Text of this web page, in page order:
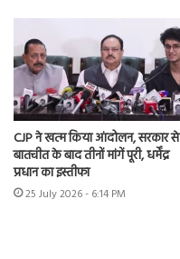
CJP ने खत्म किया आंदोलन, सरकार से
बातचीत के बाद तीनों मांगें पूरी, धर्मेंद्र
प्रधान का इस्तीफा
25 July 2026 - 6:14 PM